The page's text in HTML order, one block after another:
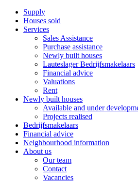
Supply
Houses sold
Services
Sales Assistance
Purchase assistance
Newly built houses
Lauteslager Bedrijfsmakelaars
Financial advice
Valuations
Rent
Newly built houses
Available and under
Projects realised
Bedrijfsmakelaars
Financial advice
Neighbourhood information
About us
Our team
Contact
Vacancies